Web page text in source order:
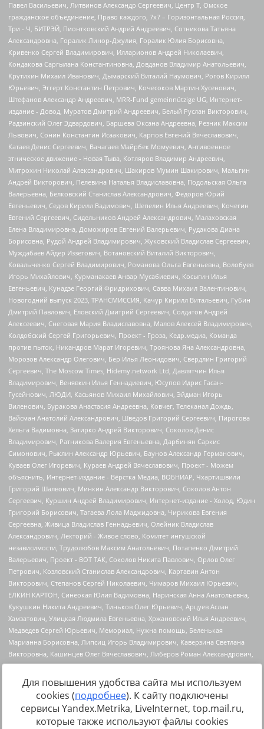
https://minjust.gov.ru/uploaded/files/reestr-
inostrannyih-agentov-22-03-2024.pdfданные на22.03.2024
Для повышения удобства сайта мы используем
cookies (подробнее). К сайту подключены
сервисы Yandex.Metrika, LiveInternet, top.mail.ru,
которые также используют файлы cookies